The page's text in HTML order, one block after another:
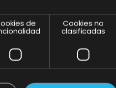
de Cookies no
clasificadas